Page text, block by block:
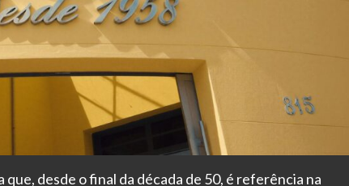
desde o final da década de 50, é referência na